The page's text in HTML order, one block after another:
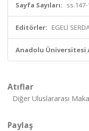
Sayfa Sayıları:
Editörler: EGELİ
Anadolu Üniversitesi
Atıflar
Diğer Uluslararası
Paylaş